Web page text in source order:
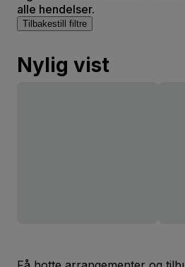
alle hendelser.
Tilbakestill filtre
Nylig vist